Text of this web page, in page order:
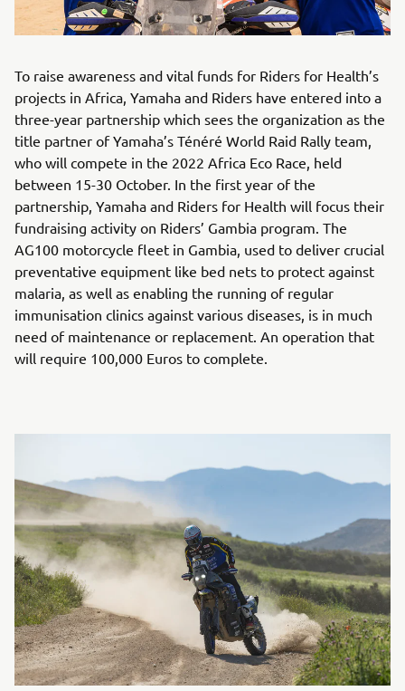
To raise awareness and vital funds for Riders for Health’s
projects in Africa, Yamaha and Riders have entered into a
three-year partnership which sees the organization as the
title partner of Yamaha’s Ténéré World Raid Rally team,
who will compete in the 2022 Africa Eco Race, held
between 15-30 October. In the first year of the
partnership, Yamaha and Riders for Health will focus their
fundraising activity on Riders’ Gambia program. The
AG100 motorcycle fleet in Gambia, used to deliver crucial
preventative equipment like bed nets to protect against
malaria, as well as enabling the running of regular
immunisation clinics against various diseases, is in much
need of maintenance or replacement. An operation that
will require 100,000 Euros to complete.